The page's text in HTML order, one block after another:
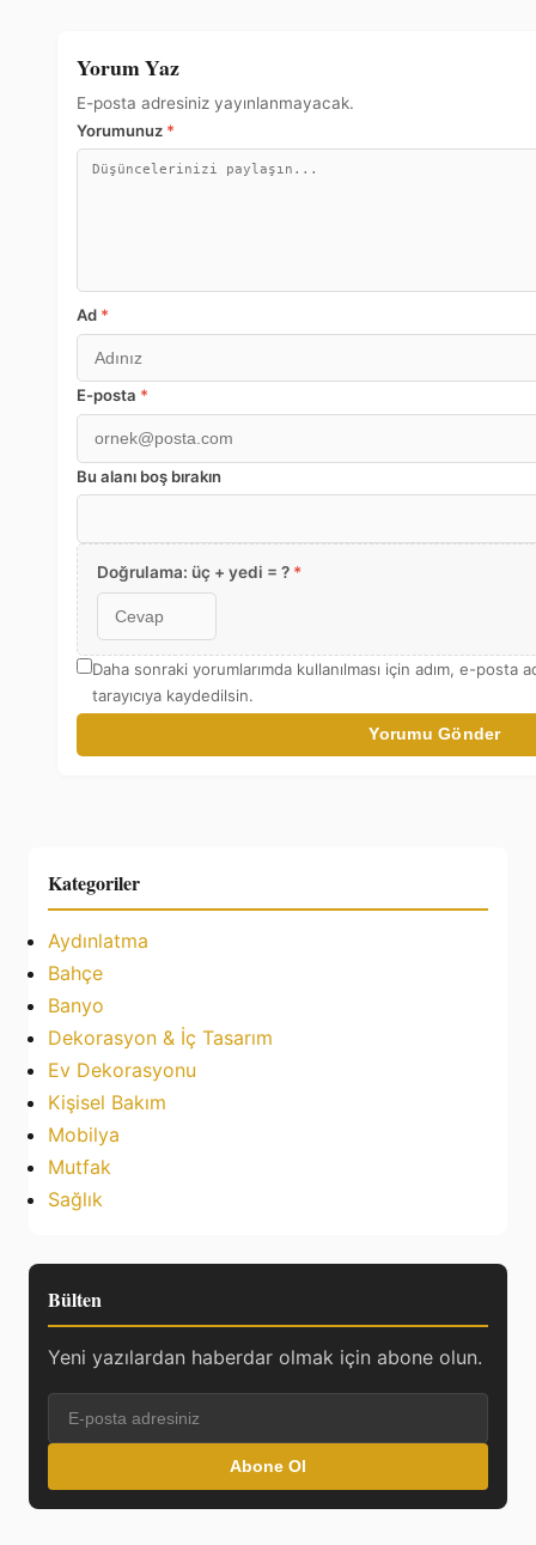
Yorum Yaz
E-posta adresiniz yayınlanmayacak.
Yorumunuz *
Ad *
E-posta *
Bu alanı boş bırakın
Doğrulama: üç + yedi = ? *
Daha sonraki yorumlarımda kullanılması için adım, e-posta
tarayıcıya kaydedilsin.
Yorumu Gönder
Kategoriler
Aydınlatma
Bahçe
Banyo
Dekorasyon & İç Tasarım
Ev Dekorasyonu
Kişisel Bakım
Mobilya
Mutfak
Sağlık
Bülten
Yeni yazılardan haberdar olmak için abone olun.
Abone Ol